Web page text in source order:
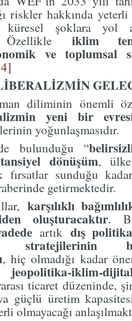
riskler hakkında yeterli
şoklara yol
Özellikle iklim
ve toplumsal
diliminin önemli
yeni bir
yoğunlaşmasıdır.
bulunduğu “
dönüşüm,
sunduğu
getirmektedir.
karşılıklı
oluşturacaktır.
artık dış
stratejilerinin
, hiç olmadığı kadar
jeopolitika-iklim-
ticaret düzeninde,
güçlü üretim
olmayacağı